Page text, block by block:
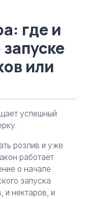
где и
или
успешный
розлив и уже
работает
о начале
запуска
и нектаров, и